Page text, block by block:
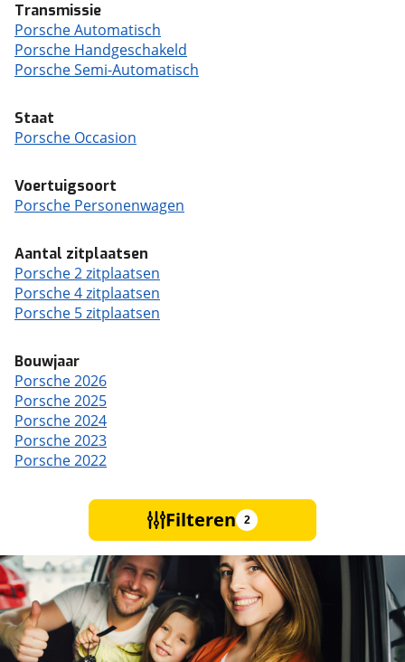
Transmissie
Porsche Automatisch
Porsche Handgeschakeld
Porsche Semi-Automatisch
Staat
Porsche Occasion
Voertuigsoort
Porsche Personenwagen
Aantal zitplaatsen
Porsche 2 zitplaatsen
Porsche 4 zitplaatsen
Porsche 5 zitplaatsen
Bouwjaar
Porsche 2026
Porsche 2025
Porsche 2024
Porsche 2023
Porsche 2022
Filteren 2